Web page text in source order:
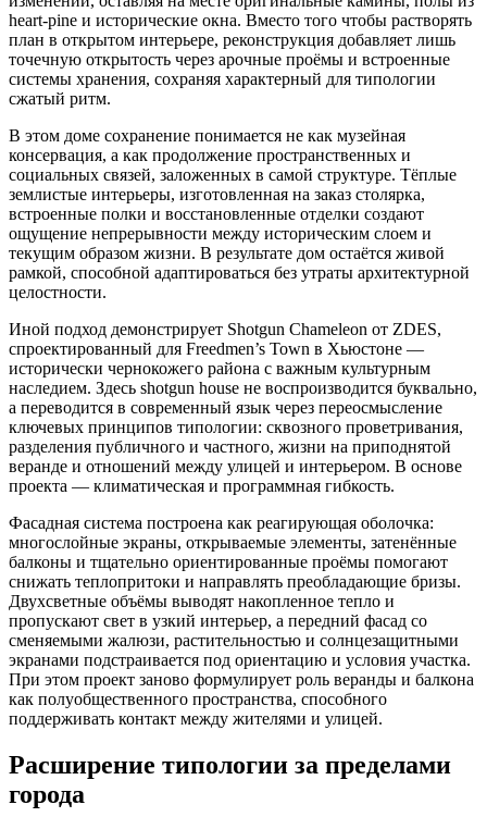
heart-pine и исторические окна. Вместо того чтобы растворять
план в открытом интерьере, реконструкция добавляет лишь
точечную открытость через арочные проёмы и встроенные
системы хранения, сохраняя характерный для типологии
сжатый ритм.
В этом доме сохранение понимается не как музейная
консервация, а как продолжение пространственных и
социальных связей, заложенных в самой структуре. Тёплые
землистые интерьеры, изготовленная на заказ столярка,
встроенные полки и восстановленные отделки создают
ощущение непрерывности между историческим слоем и
текущим образом жизни. В результате дом остаётся живой
рамкой, способной адаптироваться без утраты архитектурной
целостности.
Иной подход демонстрирует Shotgun Chameleon от ZDES,
спроектированный для Freedmen’s Town в Хьюстоне —
исторически чернокожего района с важным культурным
наследием. Здесь shotgun house не воспроизводится буквально,
а переводится в современный язык через переосмысление
ключевых принципов типологии: сквозного проветривания,
разделения публичного и частного, жизни на приподнятой
веранде и отношений между улицей и интерьером. В основе
проекта — климатическая и программная гибкость.
Фасадная система построена как реагирующая оболочка:
многослойные экраны, открываемые элементы, затенённые
балконы и тщательно ориентированные проёмы помогают
снижать теплопритоки и направлять преобладающие бризы.
Двухсветные объёмы выводят накопленное тепло и
пропускают свет в узкий интерьер, а передний фасад со
сменяемыми жалюзи, растительностью и солнцезащитными
экранами подстраивается под ориентацию и условия участка.
При этом проект заново формулирует роль веранды и балкона
как полуобщественного пространства, способного
поддерживать контакт между жителями и улицей.
Расширение типологии за пределами
города